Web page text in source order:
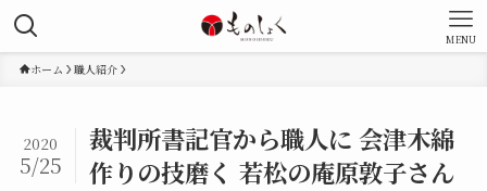
MENU
ホーム 職人紹介
裁判所書記官から職人に 会津木綿
作りの技磨く 若松の庵原敦子さん
2020
5/25